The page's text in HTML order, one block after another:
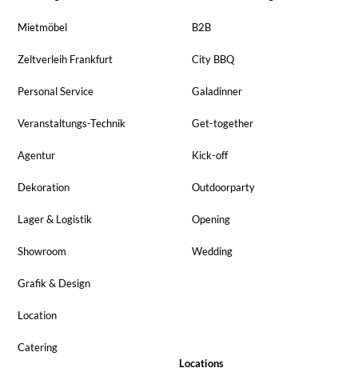
Mietmöbel
Zeltverleih Frankfurt
Personal Service
Veranstaltungs-Technik
Agentur
Dekoration
Lager & Logistik
Showroom
Grafik & Design
Location
Catering
B2B
City BBQ
Galadinner
Get-together
Kick-off
Outdoorparty
Opening
Wedding
Locations